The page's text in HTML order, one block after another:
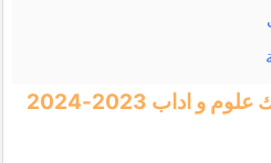
فروض الرياضيات اولى باك علوم و اداب 2023-2024